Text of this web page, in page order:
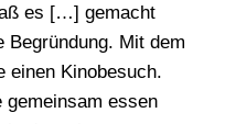
es […] gemacht
Begründung. Mit dem
einen Kinobesuch.
gemeinsam essen